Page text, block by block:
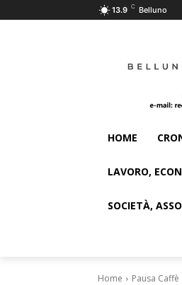
13.9 C Belluno
HOME
LAVORO,
SOCIETÀ,
Home Pausa Caffè